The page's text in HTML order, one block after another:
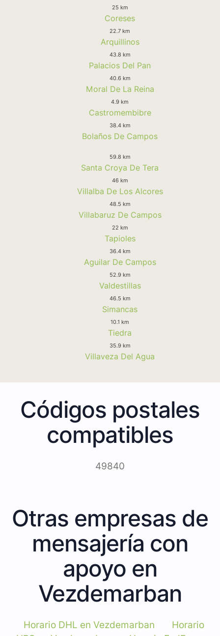
25 km
Coreses
22.7 km
Arquillinos
43.8 km
Palacios Del Pan
40.6 km
Moral De La Reina
4.9 km
Castromembibre
38.4 km
Bolaños De Campos
59.8 km
Santa Croya De Tera
46 km
Villalba De Los Alcores
48.5 km
Villabaruz De Campos
22 km
Tapioles
36.4 km
Aguilar De Campos
52.9 km
Valdestillas
46.5 km
Simancas
10.1 km
Tiedra
35.9 km
Villaveza Del Agua
Códigos postales
compatibles
49840
Otras empresas de
mensajería con
apoyo en
Vezdemarban
Horario DHL en Vezdemarban
Horario